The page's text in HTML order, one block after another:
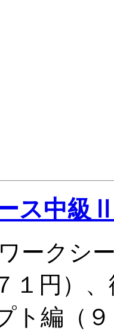
ス中
ークシ
１円）
ト編（